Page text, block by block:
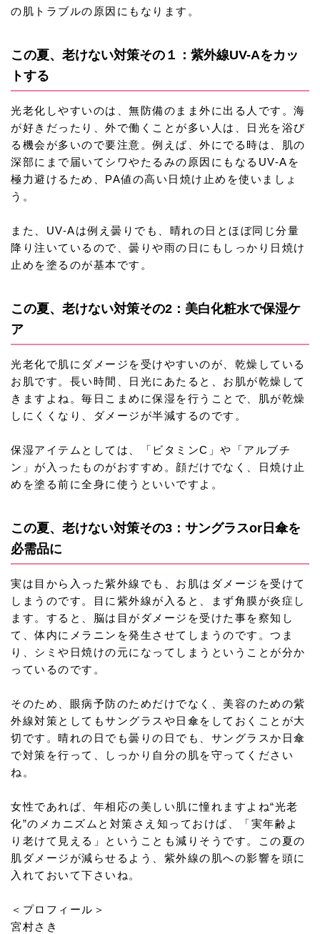
の肌トラブルの原因にもなります。
この夏、老けない対策その１：紫外線UV-Aをカッ
トする
光老化しやすいのは、無防備のまま外に出る人です。海
が好きだったり、外で働くことが多い人は、日光を浴び
る機会が多いので要注意。例えば、外にでる時は、肌の
深部にまで届いてシワやたるみの原因にもなるUV-Aを
極力避けるため、PA値の高い日焼け止めを使いましょ
う。
また、UV-Aは例え曇りでも、晴れの日とほぼ同じ分量
降り注いているので、曇りや雨の日にもしっかり日焼け
止めを塗るのが基本です。
この夏、老けない対策その2：美白化粧水で保湿ケ
ア
光老化で肌にダメージを受けやすいのが、乾燥している
お肌です。長い時間、日光にあたると、お肌が乾燥して
きますよね。毎日こまめに保湿を行うことで、肌が乾燥
しにくくなり、ダメージが半減するのです。
保湿アイテムとしては、「ビタミンC」や「アルブチ
ン」が入ったものがおすすめ。顔だけでなく、日焼け止
めを塗る前に全身に使うといいですよ。
この夏、老けない対策その3：サングラスor日傘を
必需品に
実は目から入った紫外線でも、お肌はダメージを受けて
しまうのです。目に紫外線が入ると、まず角膜が炎症し
ます。すると、脳は目がダメージを受けた事を察知し
て、体内にメラニンを発生させてしまうのです。つま
り、シミや日焼けの元になってしまうということが分か
っているのです。
そのため、眼病予防のためだけでなく、美容のための紫
外線対策としてもサングラスや日傘をしておくことが大
切です。晴れの日でも曇りの日でも、サングラスか日傘
で対策を行って、しっかり自分の肌を守ってください
ね。
女性であれば、年相応の美しい肌に憧れますよね“光老
化”のメカニズムと対策さえ知っておけば、「実年齢よ
り老けて見える」ということも減りそうです。この夏の
肌ダメージが減らせるよう、紫外線の肌への影響を頭に
入れておいて下さいね。
＜プロフィール＞
宮村さき